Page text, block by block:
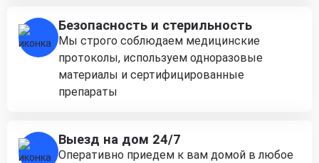
Безопасность и стерильность
Мы строго соблюдаем медицинские
протоколы, используем одноразовые
материалы и сертифицированные
препараты
Выезд на дом 24/7
Оперативно приедем к вам домой в любое